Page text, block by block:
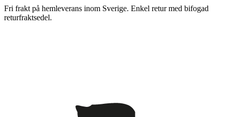
Fri frakt på hemleverans inom Sverige. Enkel retur med bifogad
returfraktsedel.